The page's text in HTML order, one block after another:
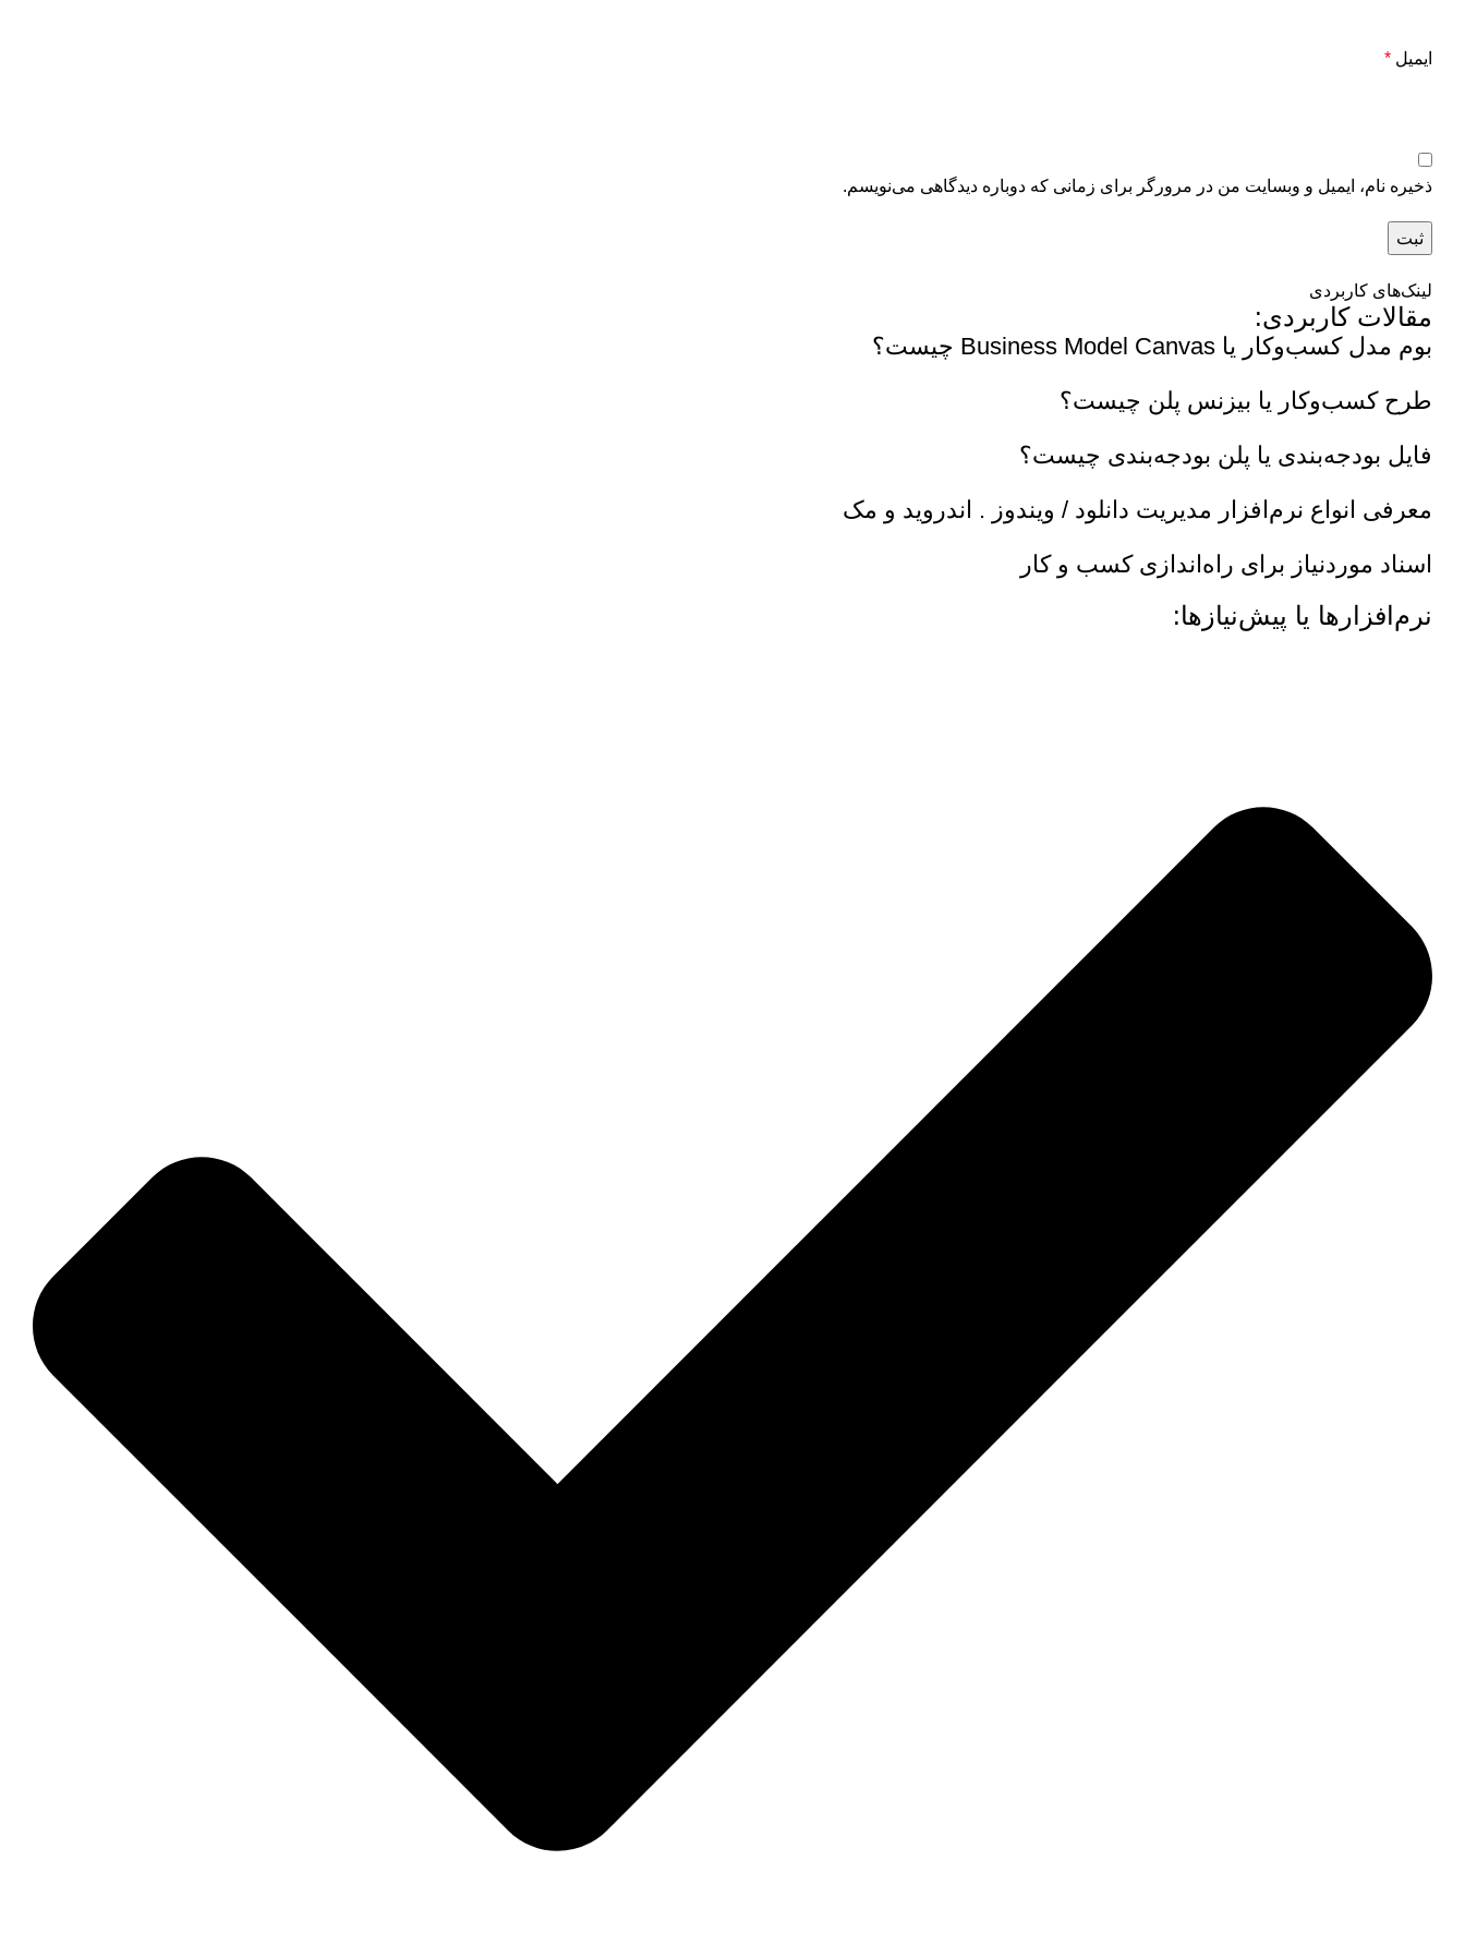
ایمیل *
ذخیره نام، ایمیل و وبسایت من در مرورگر برای زمانی که دوباره دیدگاهی می‌نویسم.
لینک‌های کاربردی
مقالات کاربردی:
بوم مدل کسب‌وکار یا Business Model Canvas چیست؟
طرح کسب‌وکار یا بیزنس پلن چیست؟
فایل بودجه‌بندی یا پلن بودجه‌بندی چیست؟
معرفی انواع نرم‌افزار مدیریت دانلود / ویندوز . اندروید و مک
اسناد موردنیاز برای راه‌اندازی کسب و کار
نرم‌افزارها یا پیش‌نیازها: